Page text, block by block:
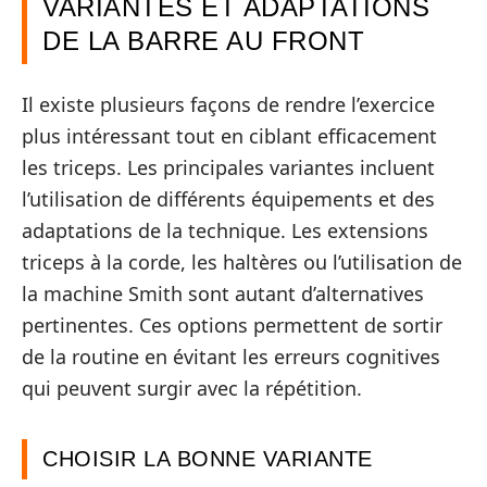
VARIANTES ET ADAPTATIONS
DE LA BARRE AU FRONT
Il existe plusieurs façons de rendre l’exercice
plus intéressant tout en ciblant efficacement
les triceps. Les principales variantes incluent
l’utilisation de différents équipements et des
adaptations de la technique. Les extensions
triceps à la corde, les haltères ou l’utilisation de
la machine Smith sont autant d’alternatives
pertinentes. Ces options permettent de sortir
de la routine en évitant les erreurs cognitives
qui peuvent surgir avec la répétition.
CHOISIR LA BONNE VARIANTE